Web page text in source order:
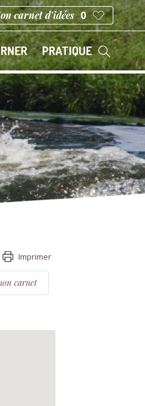
carnet d'idées 0
PRATIQUE
Imprimer
carnet